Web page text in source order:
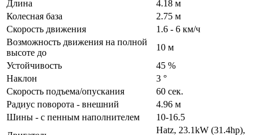
Длина
4.18 м
Колесная база
2.75 м
Скорость движения
1.6 - 6 км/ч
Возможность движения на полной
высоте до
10 м
Устойчивость
45 %
Наклон
3 °
Скорость подъема/опускания
60 сек.
Радиус поворота - внешний
4.96 м
Шины - с пенным наполнителем
10-16.5
Hatz, 23.1kW (31.4hp),